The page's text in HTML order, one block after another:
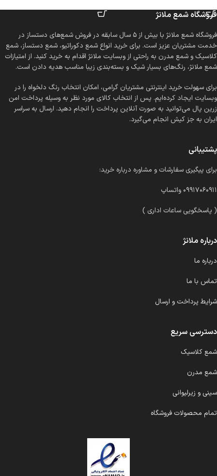
فروشگاه شمع ملانژ
فروشگاه شمع ملانژ با بیش از ۵ سال سابقه در فروش شمع‌های دستساز در
خدمت مشتریان عزیز است. برای خرید انواع شمع دکوراتیو، شمع دستساز، شمع
کلاسیک و شمع مدرن به راحتی از وبسایت ملانژ اقدام به خرید کنید. از امتیازات
شمع ملانژ، رنگ‌های بسیار شیک و بسته‌بندی زیبا مناسب هدیه دادن است.
برای سهولت خرید اینترنتی مشتریان گرامی، امکان انتخاب رنگ دلخواه را در
وبسایت ایجاد کرده‌ایم. پس از انتخاب کالای مورد نظر به وسیله پرداخت امن
زرین پال می‌توانید به صورت آنلاین پرداخت را انجام دهید. ارسال به سراسر
ایران به جز کیش انجام می‌گیرد.
پشتیبانی
برای پیگیری سفارشات و مشاوره درباره خرید:
۰۹۹۱۷۰۶۰۹۱۱ واتساپ
( پاسخگویی ساعات اداری )
درباره ملانژ
درباره ما
تماس با ما
شرایط پرداخت و ارسال
دسترسی سریع
شمع کلاسیک
شمع مدرن
سینی و زیرلیوانی
تمام محصولات فروشگاه